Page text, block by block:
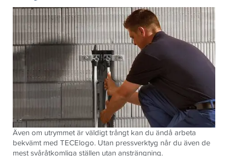
Även om utrymmet är väldigt trångt kan du ändå arbeta
bekvämt med TECElogo. Utan pressverktyg når du även de
mest svåråtkomliga ställen utan ansträngning.